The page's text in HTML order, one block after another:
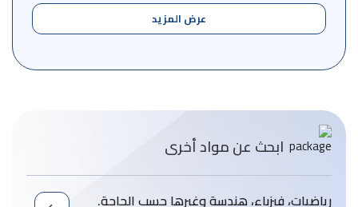
عرض المزيد
ابحث عن مواد أخرى
رياضيات، فيزباء، هندسة وغيرها حسب الحاجة.